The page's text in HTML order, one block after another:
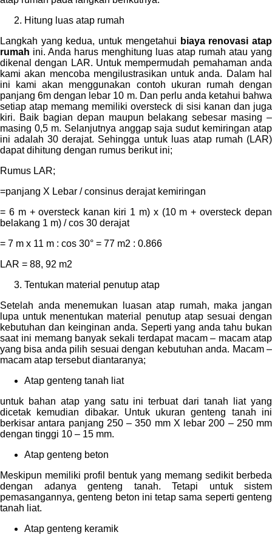
Hitung luas atap rumah
Langkah yang kedua, untuk mengetahui biaya renovasi atap
rumah ini. Anda harus menghitung luas atap rumah atau yang
dikenal dengan LAR. Untuk mempermudah pemahaman anda
kami akan mencoba mengilustrasikan untuk anda. Dalam hal
ini kami akan menggunakan contoh ukuran rumah dengan
panjang 6m dengan lebar 10 m. Dan perlu anda ketahui bahwa
setiap atap memang memiliki oversteck di sisi kanan dan juga
kiri. Baik bagian depan maupun belakang sebesar masing –
masing 0,5 m. Selanjutnya anggap saja sudut kemiringan atap
ini adalah 30 derajat. Sehingga untuk luas atap rumah (LAR)
dapat dihitung dengan rumus berikut ini;
Rumus LAR;
=panjang X Lebar / consinus derajat kemiringan
= 6 m + oversteck kanan kiri 1 m) x (10 m + oversteck depan
belakang 1 m) / cos 30 derajat
= 7 m x 11 m : cos 30° = 77 m2 : 0.866
LAR = 88, 92 m2
Tentukan material penutup atap
Setelah anda menemukan luasan atap rumah, maka jangan
lupa untuk menentukan material penutup atap sesuai dengan
kebutuhan dan keinginan anda. Seperti yang anda tahu bukan
saat ini memang banyak sekali terdapat macam – macam atap
yang bisa anda pilih sesuai dengan kebutuhan anda. Macam –
macam atap tersebut diantaranya;
Atap genteng tanah liat
untuk bahan atap yang satu ini terbuat dari tanah liat yang
dicetak kemudian dibakar. Untuk ukuran genteng tanah ini
berkisar antara panjang 250 – 350 mm X lebar 200 – 250 mm
dengan tinggi 10 – 15 mm.
Atap genteng beton
Meskipun memiliki profil bentuk yang memang sedikit berbeda
dengan adanya genteng tanah. Tetapi untuk sistem
pemasangannya, genteng beton ini tetap sama seperti genteng
tanah liat.
Atap genteng keramik